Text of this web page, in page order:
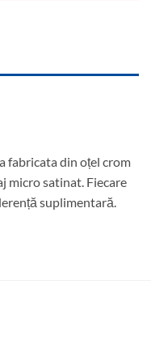
fabricata din oțel crom
micro satinat. Fiecare
suplimentară.